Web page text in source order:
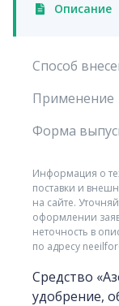
Описание
Способ
Применение
Форма
Информация о
поставки и
на сайте.
оформлении
неточность в
по адресу
Средство
удобрение,